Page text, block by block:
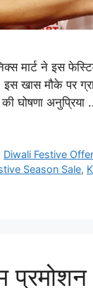
मार्ट ने इस
इस खास मौके पर
घोषणा अनुप्रिया
Diwali Festive Offer
Season Sale,